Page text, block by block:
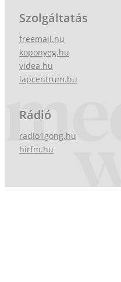
Szolgáltatás
freemail.hu
koponyeg.hu
videa.hu
lapcentrum.hu
Rádió
radio1gong.hu
hirfm.hu